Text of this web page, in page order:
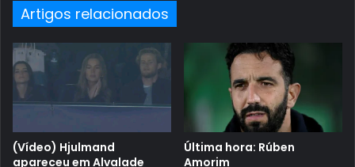
Artigos relacionados
(Vídeo) Hjulmand
apareceu em Alvalade
Última hora: Rúben
Amorim